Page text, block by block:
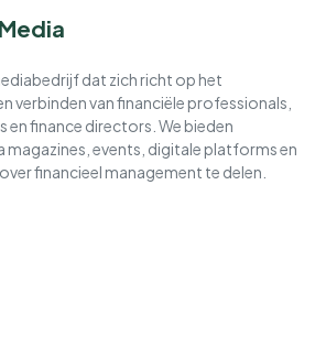
dat zich richt op het
verbinden van financiële professionals,
en finance directors. We bieden
magazines, events, digitale platforms en
financieel management te delen.